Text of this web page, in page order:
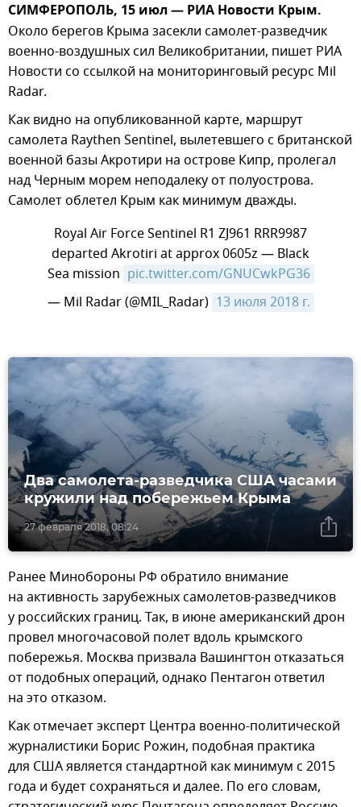
СИМФЕРОПОЛЬ, 15 июл — РИА Новости Крым.
Около берегов Крыма засекли самолет-разведчик
военно-воздушных сил Великобритании, пишет РИА
Новости со ссылкой на мониторинговый ресурс Mil
Radar.
Как видно на опубликованной карте, маршрут
самолета Raythen Sentinel, вылетевшего с британской
военной базы Акротири на острове Кипр, пролегал
над Черным морем неподалеку от полуострова.
Самолет облетел Крым как минимум дважды.
Royal Air Force Sentinel R1 ZJ961 RRR9987
departed Akrotiri at approx 0605z — Black
Sea mission pic.twitter.com/GNUCwkPG36
— Mil Radar (@MIL_Radar) 13 июля 2018 г.
27 февраля 2018, 08:24
Два самолета-разведчика США часами
кружили над побережьем Крыма
Ранее Минобороны РФ обратило внимание
на активность зарубежных самолетов-разведчиков
у российских границ. Так, в июне американский дрон
провел многочасовой полет вдоль крымского
побережья. Москва призвала Вашингтон отказаться
от подобных операций, однако Пентагон ответил
на это отказом.
Как отмечает эксперт Центра военно-политической
журналистики Борис Рожин, подобная практика
для США является стандартной как минимум с 2015
года и будет сохраняться и далее. По его словам,